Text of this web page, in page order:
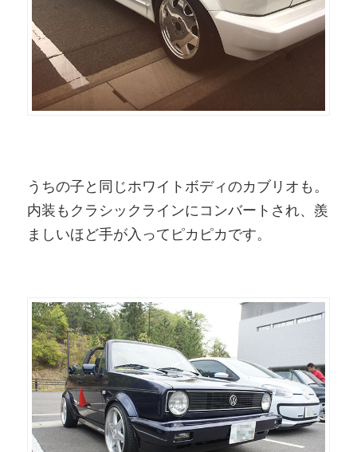
うちの子と同じホワイトボディのカブリオも。
内装もクラシックラインにコンバートされ、羨
ましいほど手が入ってピカピカです。